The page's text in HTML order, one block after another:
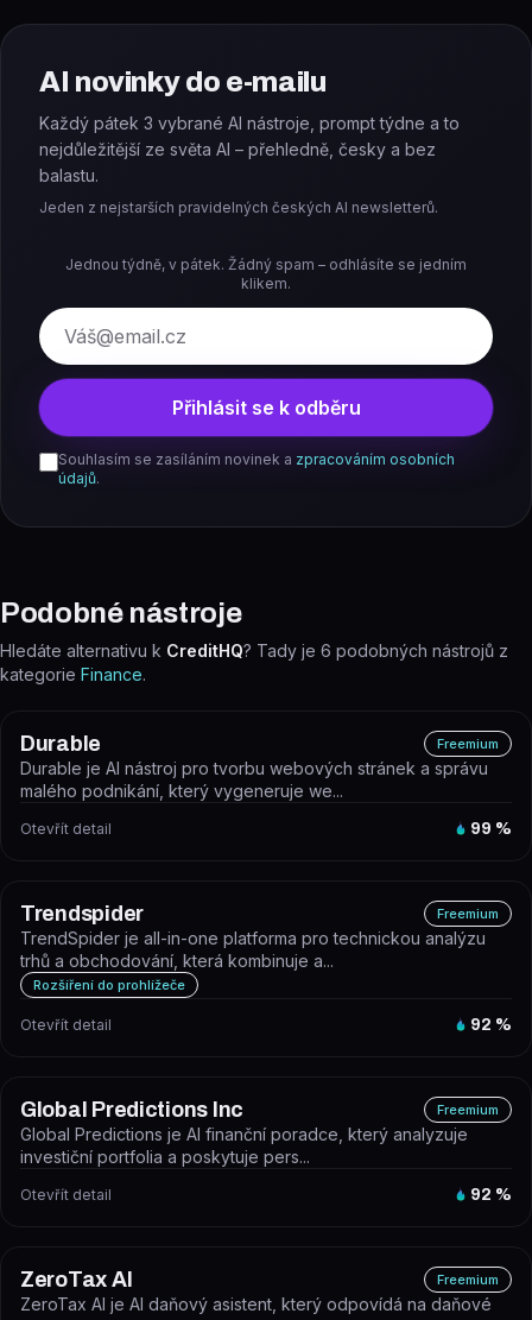
AI novinky do e-mailu
Každý pátek 3 vybrané AI nástroje, prompt týdne a to
nejdůležitější ze světa AI – přehledně, česky a bez
balastu.
Jeden z nejstarších pravidelných českých AI newsletterů.
Jednou týdně, v pátek. Žádný spam – odhlásíte se jedním
klikem.
E-mail
Přihlásit se k odběru
Souhlasím se zasíláním novinek a zpracováním osobních
údajů.
Podobné nástroje
Hledáte alternativu k CreditHQ? Tady je 6 podobných nástrojů z
kategorie Finance.
Durable Freemium
Durable je AI nástroj pro tvorbu webových stránek a správu
malého podnikání, který vygeneruje we...
Otevřít detail 99 %
Trendspider Freemium
TrendSpider je all-in-one platforma pro technickou analýzu
trhů a obchodování, která kombinuje a...
Rozšíření do prohlížeče
Otevřít detail 92 %
Global Predictions Inc Freemium
Global Predictions je AI finanční poradce, který analyzuje
investiční portfolia a poskytuje pers...
Otevřít detail 92 %
ZeroTax Al Freemium
ZeroTax AI je AI daňový asistent, který odpovídá na daňové